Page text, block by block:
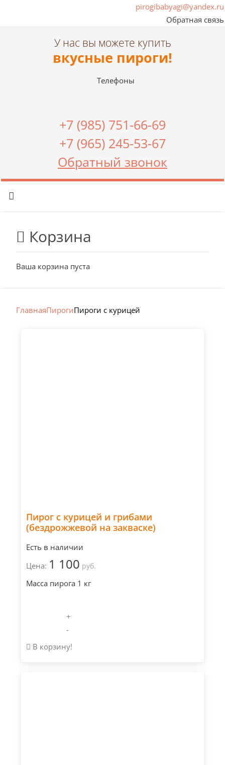
pirogibabyagi@yandex.ru
Обратная связь
У нас вы можете купить
вкусные пироги!
Телефоны
+7 (985) 751-66-69
+7 (965) 245-53-67
Обратный звонок
Корзина
Ваша корзина пуста
ГлавнаяПирогиПироги с курицей
Пирог с курицей и грибами
(бездрожжевой на закваске)
Есть в наличии
Цена: 1 100 руб.
Масса пирога 1 кг
+
-
В корзину!